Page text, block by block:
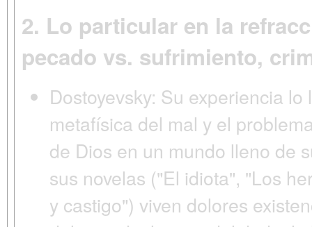
2. Lo particular en la
pecado vs. sufrimiento,
Dostoyevsky: Su experiencia lo
metafísica del mal y el
de Dios en un mundo lleno de
sus novelas ("El idiota", "Los
y castigo") viven dolores